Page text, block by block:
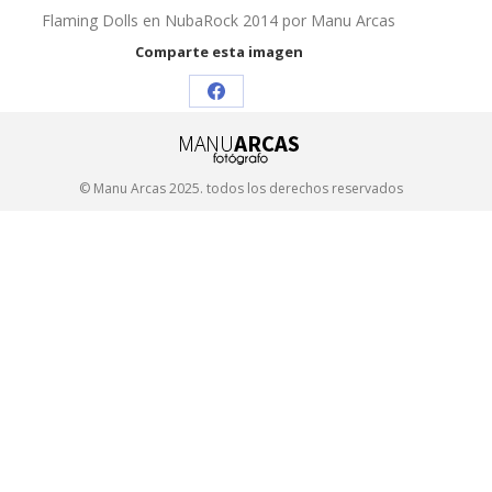
Flaming Dolls en NubaRock 2014 por Manu Arcas
Comparte esta imagen
Share
on
Facebook
© Manu Arcas 2025. todos los derechos reservados